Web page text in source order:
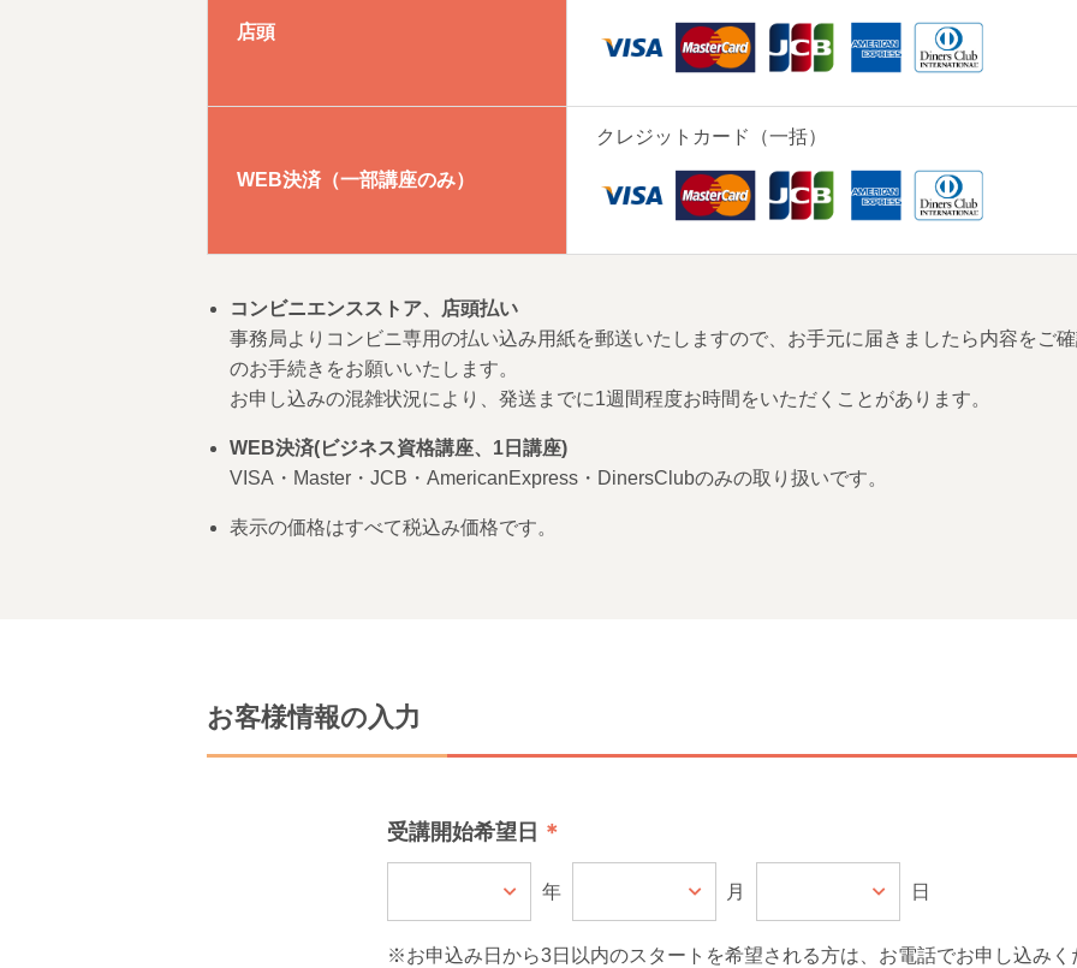
店頭
WEB決済（一部講座のみ）
クレジットカード（一括）
コンビニエンスストア、店頭払い
事務局よりコンビニ専用の払い込み用紙を郵送いたしますので、お手元に届きましたら内容をご
のお手続きをお願いいたします。
お申し込みの混雑状況により、発送までに1週間程度お時間をいただくことがあります。
WEB決済(ビジネス資格講座、1日講座)
VISA・Master・JCB・AmericanExpress・DinersClubのみの取り扱いです。
表示の価格はすべて税込み価格です。
お客様情報の入力
受講開始希望日
年 月 日
※お申込み日から3日以内のスタートを希望される方は、お電話でお申し込みく